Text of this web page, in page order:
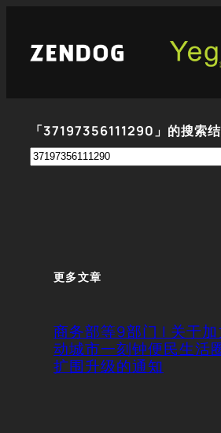
「37197356111290」的搜索
搜
更多文章
商务部等9部门 | 关于加
动城市一刻钟便民生活
扩围升级的通知